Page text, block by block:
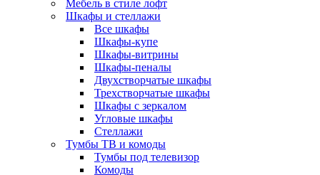
Мебель в стиле лофт
Шкафы и стеллажи
Все шкафы
Шкафы-купе
Шкафы-витрины
Шкафы-пеналы
Двухстворчатые шкафы
Трехстворчатые шкафы
Шкафы с зеркалом
Угловые шкафы
Стеллажи
Тумбы ТВ и комоды
Тумбы под телевизор
Комоды